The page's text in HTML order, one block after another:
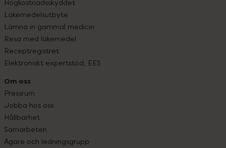
Högkostnadsskyddet
Läkemedelsutbyte
Lämna in gammal medicin
Resa med läkemedel
Receptregistret
Elektroniskt expertstöd, EES
Om oss
Pressrum
Jobba hos oss
Hållbarhet
Samarbeten
Ägare och ledningsgrupp